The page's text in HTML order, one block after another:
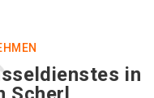
in